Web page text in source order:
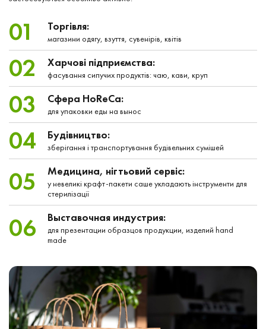
01 Торгівля:
магазини одягу, взуття, сувенірів, квітів
02 Харчові підприємства:
фасування сипучих продуктів: чаю, кави, круп
03 Сфера HoReCa:
для упаковки еды на вынос
04 Будівництво:
зберігання і транспортування будівельних сумішей
05 Медицина, нігтьовий сервіс:
у невеликі крафт-пакети саше укладають інструменти для
стерилізації
06 Выставочная индустрия:
для презентации образцов продукции, изделий hand
made